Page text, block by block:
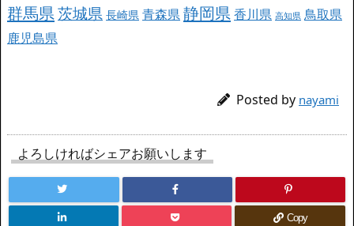
群馬県茨城県 長崎県 青森県静岡県 香川県 高知県 鳥取県
鹿児島県
Posted by nayami
よろしければシェアお願いします
Copy